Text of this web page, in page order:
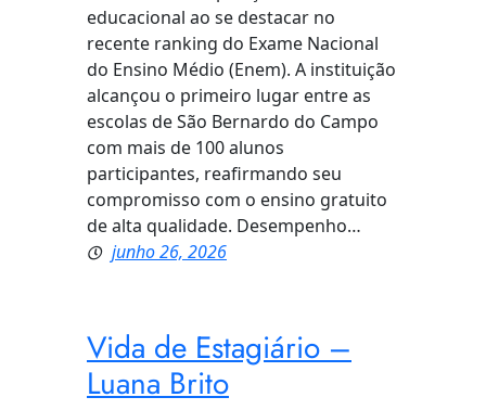
educacional ao se destacar no
recente ranking do Exame Nacional
do Ensino Médio (Enem). A instituição
alcançou o primeiro lugar entre as
escolas de São Bernardo do Campo
com mais de 100 alunos
participantes, reafirmando seu
compromisso com o ensino gratuito
de alta qualidade. Desempenho…
junho 26, 2026
Vida de Estagiário –
Luana Brito